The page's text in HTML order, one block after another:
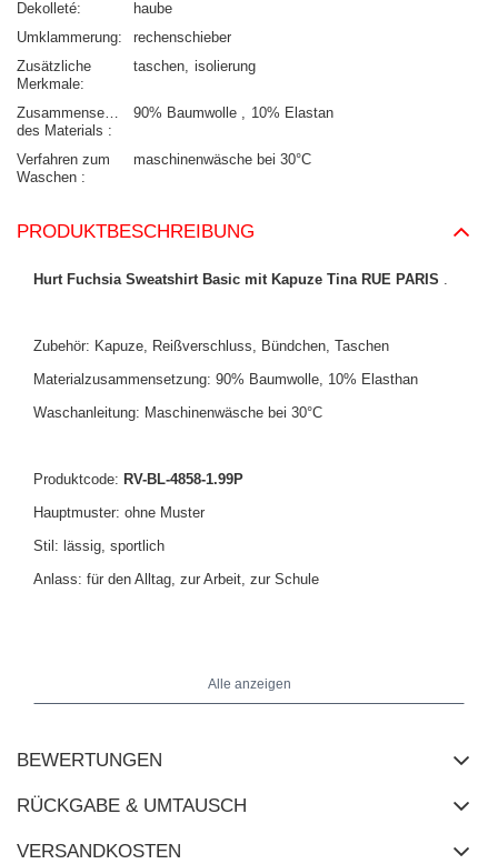
Dekolleté
haube
Umklammerung
rechenschieber
Zusätzliche
Merkmale
taschen isolierung
Zusammensetzung
des Materials
90% Baumwolle 10% Elastan
Verfahren zum
Waschen
maschinenwäsche bei 30°C
PRODUKTBESCHREIBUNG
Hurt Fuchsia Sweatshirt Basic mit Kapuze Tina RUE PARIS .
Zubehör: Kapuze, Reißverschluss, Bündchen, Taschen
Materialzusammensetzung: 90% Baumwolle, 10% Elasthan
Waschanleitung: Maschinenwäsche bei 30°C
Produktcode: RV-BL-4858-1.99P
Hauptmuster: ohne Muster
Stil: lässig, sportlich
Anlass: für den Alltag, zur Arbeit, zur Schule
Alle anzeigen
BEWERTUNGEN
RÜCKGABE & UMTAUSCH
VERSANDKOSTEN